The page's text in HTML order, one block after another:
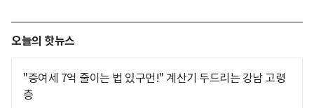
오늘의 핫뉴스
"증여세 7억 줄이는 법 있구먼!" 계산기 두드리는 강남 고령
층